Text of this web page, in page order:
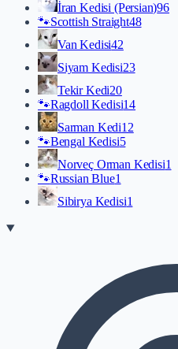
İran Kedisi (Persian)96
🐾Scottish Straight48
Van Kedisi42
Siyam Kedisi23
Tekir Kedi20
🐾Ragdoll Kedisi14
Sarman Kedi12
🐾Bengal Kedisi5
Norveç Orman Kedisi1
🐾Russian Blue1
Sibirya Kedisi1